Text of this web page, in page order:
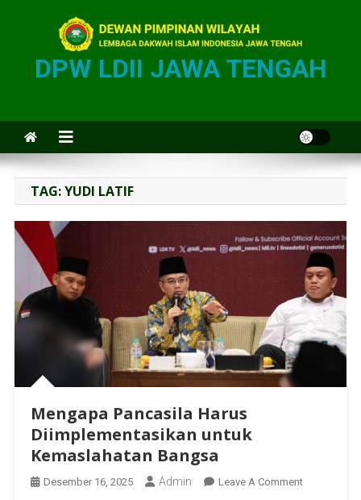
DPW LDII JAWA TENGAH
TAG:YUDI LATIF
Mengapa Pancasila Harus
Diimplementasikan untuk
Kemaslahatan Bangsa
Desember 16, 2025 Admin Leave A Comment